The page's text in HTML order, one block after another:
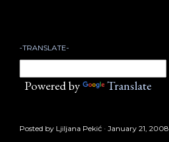
-TRANSLATE-
Powered by Translate
Posted by Ljiljana Pekić January 21, 2008